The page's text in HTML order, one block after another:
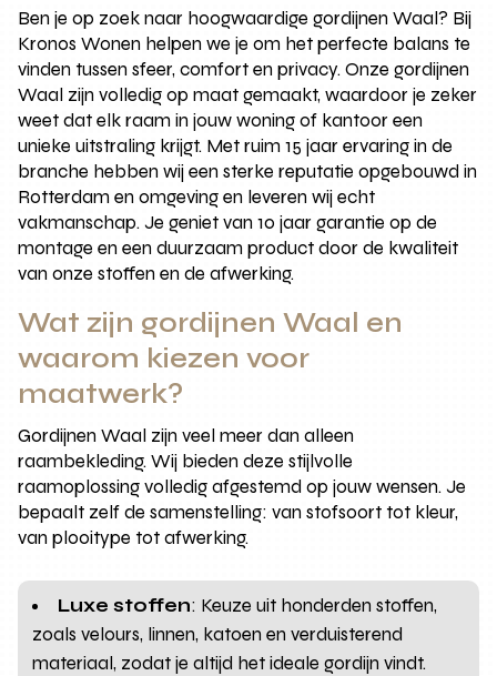
Ben je op zoek naar hoogwaardige gordijnen Waal? Bij
Kronos Wonen helpen we je om het perfecte balans te
vinden tussen sfeer, comfort en privacy. Onze gordijnen
Waal zijn volledig op maat gemaakt, waardoor je zeker
weet dat elk raam in jouw woning of kantoor een
unieke uitstraling krijgt. Met ruim 15 jaar ervaring in de
branche hebben wij een sterke reputatie opgebouwd in
Rotterdam en omgeving en leveren wij echt
vakmanschap. Je geniet van 10 jaar garantie op de
montage en een duurzaam product door de kwaliteit
van onze stoffen en de afwerking.
Wat zijn gordijnen Waal en
waarom kiezen voor
maatwerk?
Gordijnen Waal zijn veel meer dan alleen
raambekleding. Wij bieden deze stijlvolle
raamoplossing volledig afgestemd op jouw wensen. Je
bepaalt zelf de samenstelling: van stofsoort tot kleur,
van plooitype tot afwerking.
Luxe stoffen: Keuze uit honderden stoffen,
zoals velours, linnen, katoen en verduisterend
materiaal, zodat je altijd het ideale gordijn vindt.